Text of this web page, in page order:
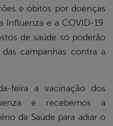
e óbitos por doenças
Influenza e a COVID-19.
de saúde só poderão
campanhas contra a
feira a vacinação dos
e recebemos a
da Saúde para adiar o